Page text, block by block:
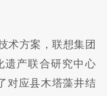
术方案，联想集团
遗产联合研究中心
对应县木塔藻井结